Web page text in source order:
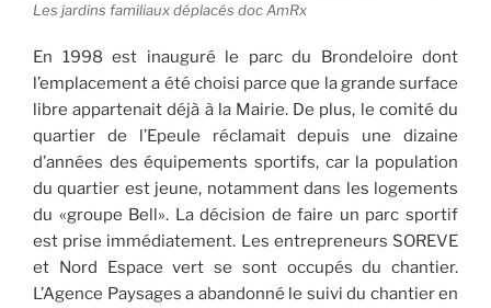
Les jardins familiaux déplacés doc AmRx
En 1998 est inauguré le parc du Brondeloire dont
l’emplacement a été choisi parce que la grande surface
libre appartenait déjà à la Mairie. De plus, le comité du
quartier de l’Epeule réclamait depuis une dizaine
d’années des équipements sportifs, car la population
du quartier est jeune, notamment dans les logements
du «groupe Bell». La décision de faire un parc sportif
est prise immédiatement. Les entrepreneurs SOREVE
et Nord Espace vert se sont occupés du chantier.
L’Agence Paysages a abandonné le suivi du chantier en